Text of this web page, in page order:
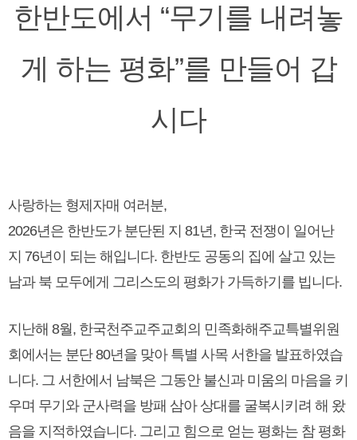
한반도에서 “무기를 내려놓
게 하는 평화”를 만들어 갑
시다
사랑하는 형제자매 여러분,
2026년은 한반도가 분단된 지 81년, 한국 전쟁이 일어난
지 76년이 되는 해입니다. 한반도 공동의 집에 살고 있는
남과 북 모두에게 그리스도의 평화가 가득하기를 빕니다.
지난해 8월, 한국천주교주교회의 민족화해주교특별위원
회에서는 분단 80년을 맞아 특별 사목 서한을 발표하였습
니다. 그 서한에서 남북은 그동안 불신과 미움의 마음을 키
우며 무기와 군사력을 방패 삼아 상대를 굴복시키려 해 왔
음을 지적하였습니다. 그리고 힘으로 얻는 평화는 참 평화